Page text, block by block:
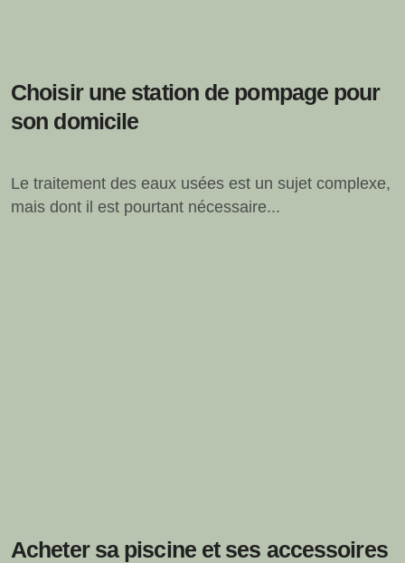
Choisir une station de pompage pour
son domicile
Le traitement des eaux usées est un sujet complexe,
mais dont il est pourtant nécessaire...
Acheter sa piscine et ses accessoires